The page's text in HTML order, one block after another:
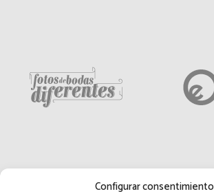
Configurar consentimiento